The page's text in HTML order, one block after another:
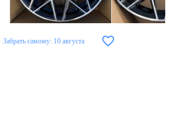
Забрать самому: 10 августа